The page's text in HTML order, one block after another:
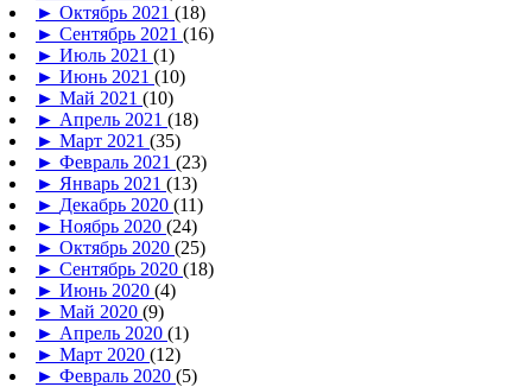
► Октябрь 2021 (18)
► Сентябрь 2021 (16)
► Июль 2021 (1)
► Июнь 2021 (10)
► Май 2021 (10)
► Апрель 2021 (18)
► Март 2021 (35)
► Февраль 2021 (23)
► Январь 2021 (13)
► Декабрь 2020 (11)
► Ноябрь 2020 (24)
► Октябрь 2020 (25)
► Сентябрь 2020 (18)
► Июнь 2020 (4)
► Май 2020 (9)
► Апрель 2020 (1)
► Март 2020 (12)
► Февраль 2020 (5)